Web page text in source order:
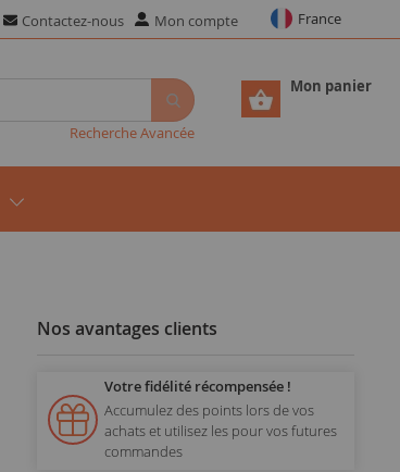
Contactez-nous Mon compte France
Mon panier
Recherche Avancée
Nos avantages clients
Votre fidélité récompensée !
Accumulez des points lors de vos
achats et utilisez les pour vos futures
commandes